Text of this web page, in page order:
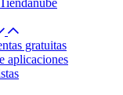
gratuitas
aplicaciones